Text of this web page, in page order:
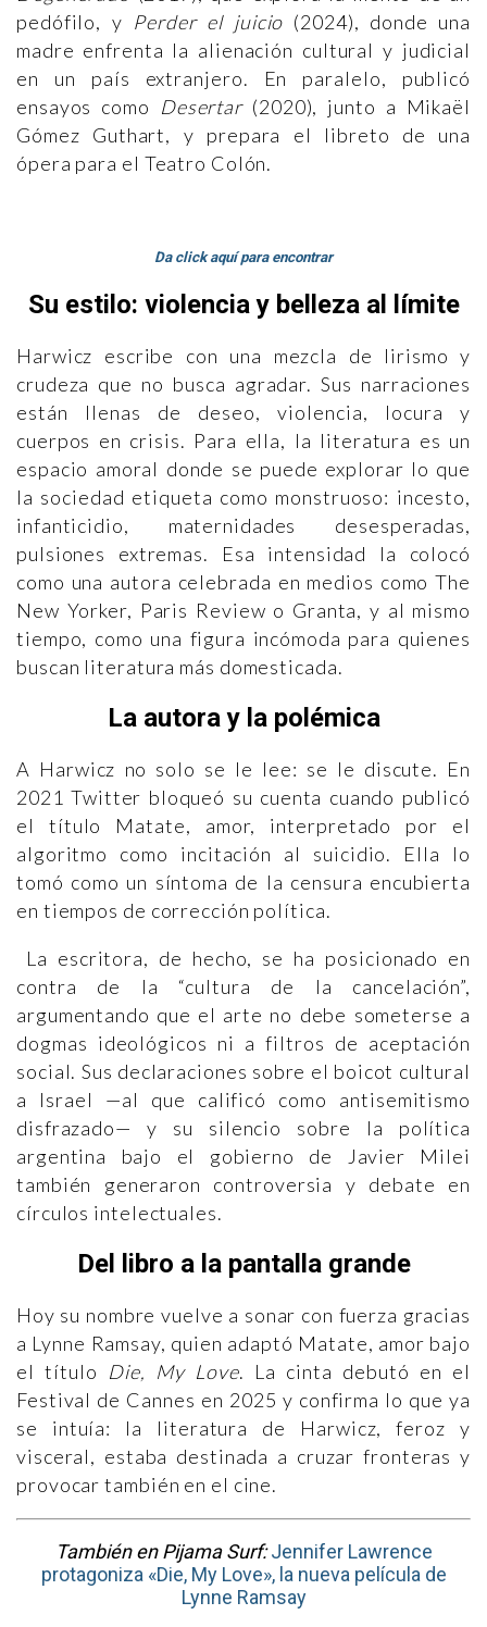
pedófilo, y Perder el juicio (2024), donde una
madre enfrenta la alienación cultural y judicial
en un país extranjero. En paralelo, publicó
ensayos como Desertar (2020), junto a Mikaël
Gómez Guthart, y prepara el libreto de una
ópera para el Teatro Colón.
Da click aquí para encontrar
Su estilo: violencia y belleza al límite
Harwicz escribe con una mezcla de lirismo y
crudeza que no busca agradar. Sus narraciones
están llenas de deseo, violencia, locura y
cuerpos en crisis. Para ella, la literatura es un
espacio amoral donde se puede explorar lo que
la sociedad etiqueta como monstruoso: incesto,
infanticidio, maternidades desesperadas,
pulsiones extremas. Esa intensidad la colocó
como una autora celebrada en medios como The
New Yorker, Paris Review o Granta, y al mismo
tiempo, como una figura incómoda para quienes
buscan literatura más domesticada.
La autora y la polémica
A Harwicz no solo se le lee: se le discute. En
2021 Twitter bloqueó su cuenta cuando publicó
el título Matate, amor, interpretado por el
algoritmo como incitación al suicidio. Ella lo
tomó como un síntoma de la censura encubierta
en tiempos de corrección política.
La escritora, de hecho, se ha posicionado en
contra de la “cultura de la cancelación”,
argumentando que el arte no debe someterse a
dogmas ideológicos ni a filtros de aceptación
social. Sus declaraciones sobre el boicot cultural
a Israel —al que calificó como antisemitismo
disfrazado— y su silencio sobre la política
argentina bajo el gobierno de Javier Milei
también generaron controversia y debate en
círculos intelectuales.
Del libro a la pantalla grande
Hoy su nombre vuelve a sonar con fuerza gracias
a Lynne Ramsay, quien adaptó Matate, amor bajo
el título Die, My Love. La cinta debutó en el
Festival de Cannes en 2025 y confirma lo que ya
se intuía: la literatura de Harwicz, feroz y
visceral, estaba destinada a cruzar fronteras y
provocar también en el cine.
También en Pijama Surf:Jennifer Lawrence
protagoniza «Die, My Love», la nueva película de
Lynne Ramsay